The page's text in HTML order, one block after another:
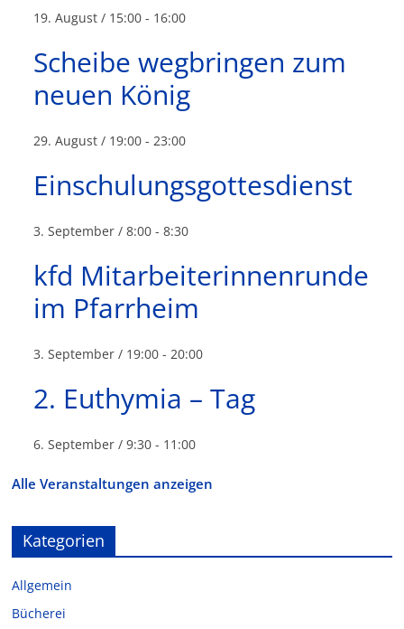
19. August / 15:00 - 16:00
Scheibe wegbringen zum
neuen König
29. August / 19:00 -23:00
Einschulungsgottesdienst
3. September / 8:00 -8:30
kfd Mitarbeiterinnenrunde
im Pfarrheim
3. September / 19:00 -20:00
2. Euthymia – Tag
6. September / 9:30 - 11:00
Alle Veranstaltungen anzeigen
Kategorien
Allgemein
Bücherei